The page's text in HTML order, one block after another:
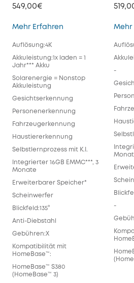
549,00€
Mehr Erfahren eufyCam S330
Auflösung:4K
Akkuleistung:1x laden = 1
Jahr*** Akku
Solarenergie = Nonstop
Akkuleistung
Gesichtserkennung
Personenerkennung
Fahrzeugerkennung
Haustiererkennung
Selbstlernprozess mit K.I.
Integrierter 16GB EMMC***, 3
Monate
Erweiterbarer Speicher*
Scheinwerfer
Blickfeld:135°
Anti-Diebstahl
Gebühren:X
Kompatibilität mit
HomeBase™:
HomeBase™ S380
(HomeBase™ 3)
Mehr
-
-